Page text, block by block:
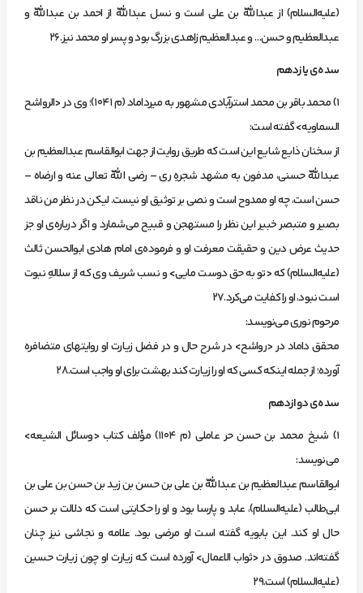
(عليه‌السلام) از عبداللّه‌ بن‌ علي‌ است‌ و نسل‌ عبداللّه‌ از احمد بن‌ عبداللّه‌ و
عبدالعظيم‌ و حسن… و عبدالعظيم‌ زاهدي‌ بزرگ‌ بود و پسر او محمد نيز.26
سده‌ي‌ يازدهم‌
1) محمد باقر بن‌ محمد استرآبادي‌ مشهور به‌ ميرداماد (م‌ 1041)؛ وي‌ در <الرواشح‌
السماويه> گفته‌ است:
از سخنان‌ ذايع‌ شايع‌ اين‌ است‌ كه‌ طريق‌ روايت‌ از جهت‌ ابوالقاسم‌ عبدالعظيم‌ بن‌
عبداللّه‌ حسني، مدفون‌ به‌ مشهد شجرهِ‌ ري‌ – رضي‌ اللّه‌ تعالي‌ عنه‌ و ارضاه‌ –
حسن‌ است، چه‌ او ممدوح‌ است‌ و نصي‌ بر توثيق‌ او نيست. ليكن‌ در نظر من‌ ناقد
بصير و متبصر خبير اين‌ نظر را مستهجن‌ و قبيح‌ مي‌شمارد و اگر درباره‌ي‌ او جز
حديث‌ عرض‌ دين‌ و حقيقت‌ معرفت‌ او و فرموده‌ي‌ امام‌ هادي‌ ابوالحسن‌ ثالث‌
(عليه‌السلام) كه‌ <تو به‌ حق‌ دوست‌ مايي> و نسب‌ شريف‌ وي‌ كه‌ از سلالهِ‌ نبوت‌
است‌ نبود، او را كفايت‌ مي‌كرد.27
‌مرحوم‌ نوري‌ مي‌نويسد:
محقق‌ داماد در <رواشح> در شرح‌ حال‌ و در فضل‌ زيارت‌ او روايتهاي‌ متضافره‌
آورده؛ از جمله‌ اينكه‌ كسي‌ كه‌ او را زيارت‌ كند بهشت‌ براي‌ او واجب‌ است.28
سده‌ي‌ دوازدهم‌
1) شيخ‌ محمد بن‌ حسن‌ حر عاملي‌ (م‌ 1104) مؤ‌لف‌ كتاب‌ <وسائل‌ الشيعه>
مي‌نويسد:
ابوالقاسم‌ عبدالعظيم‌ بن‌ عبداللّه‌ بن‌ علي‌ بن‌ حسن‌ بن‌ زيد بن‌ حسن‌ بن‌ علي‌ بن‌
ابي‌طالب‌ (عليه‌السلام)، عابد و پارسا بود و او را حكايتي‌ است‌ كه‌ دلالت‌ بر حسن‌
حال‌ او كند. اين‌ بابويه‌ گفته‌ است‌ او مرضي‌ بود. علامه‌ و نجاشي‌ نيز چنان‌
گفته‌اند. صدوق‌ در <ثواب‌ الاعمال> آورده‌ است‌ كه‌ زيارت‌ او چون‌ زيارت‌ حسين‌
(عليه‌السلام) است.29